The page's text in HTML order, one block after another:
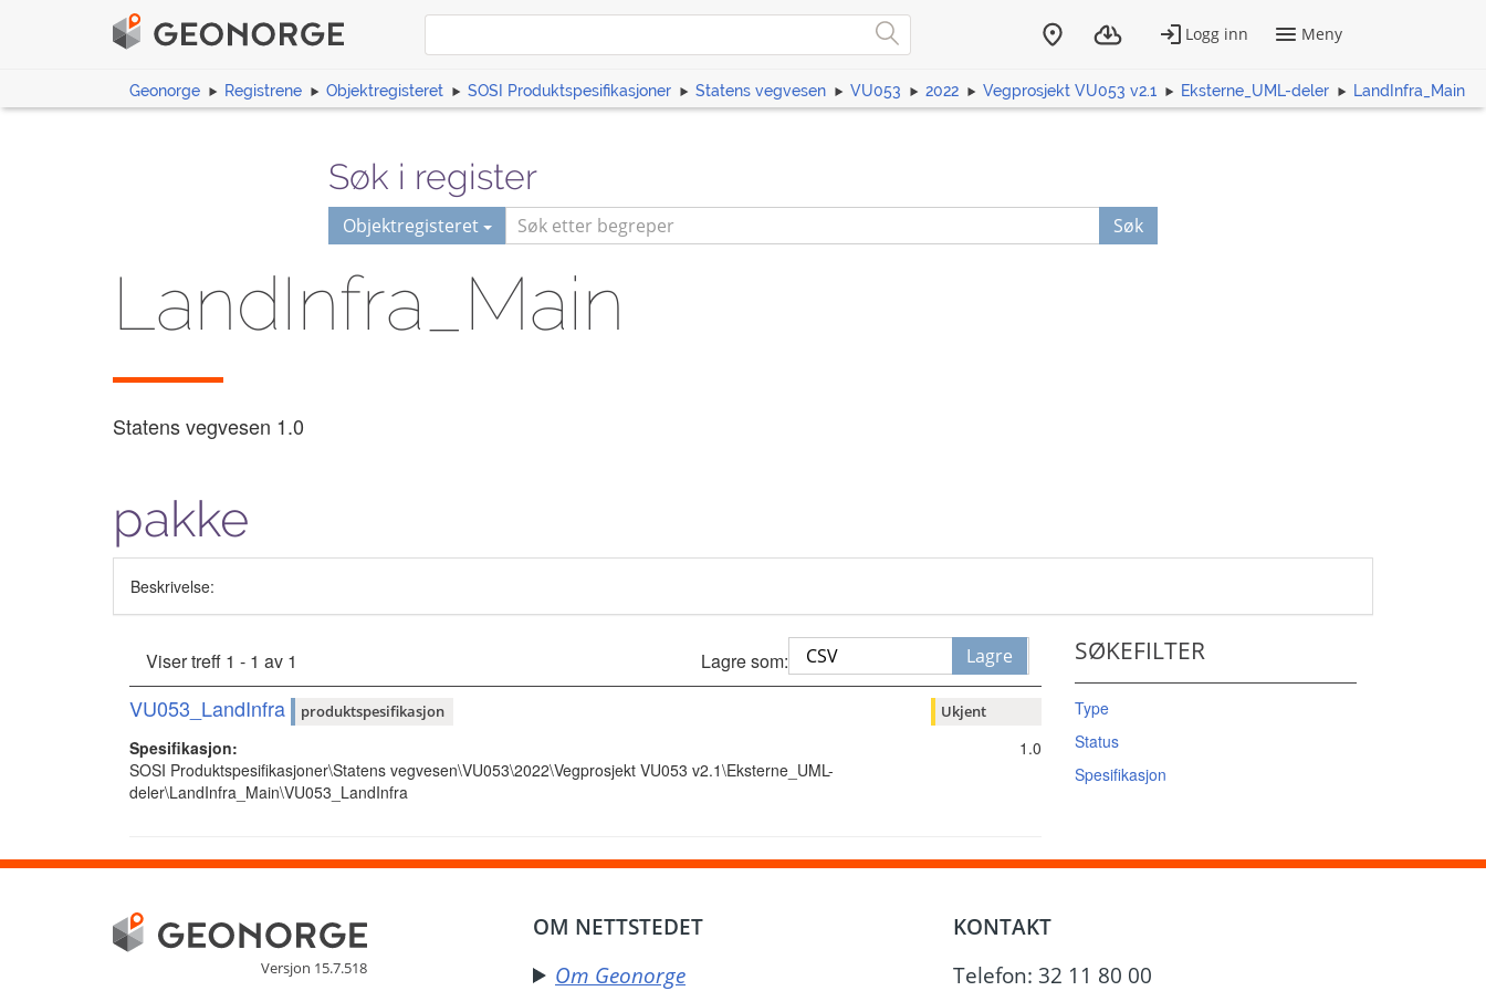
Geonorge Registrene Objektregisteret SOSI Produktspesifikasjoner Statens vegvesen VU053 2022 Vegprosjekt VU053 v2.1 Eksterne_UML-deler LandInfra_Main
Søk i register
Objektregisteret Søk
LandInfra_Main
Statens vegvesen 1.0
pakke
Beskrivelse:
Viser treff 1 - 1 av 1 Lagre som: Lagre
VU053_LandInfra produktspesifikasjon
Spesifikasjon:
SOSI Produktspesifikasjoner\Statens vegvesen\VU053\2022\Vegprosjekt VU053 v2.1\Eksterne_UML-
deler\LandInfra_Main\VU053_LandInfra
Ukjent
1.0
SØKEFILTER
Type
Status
Spesifikasjon